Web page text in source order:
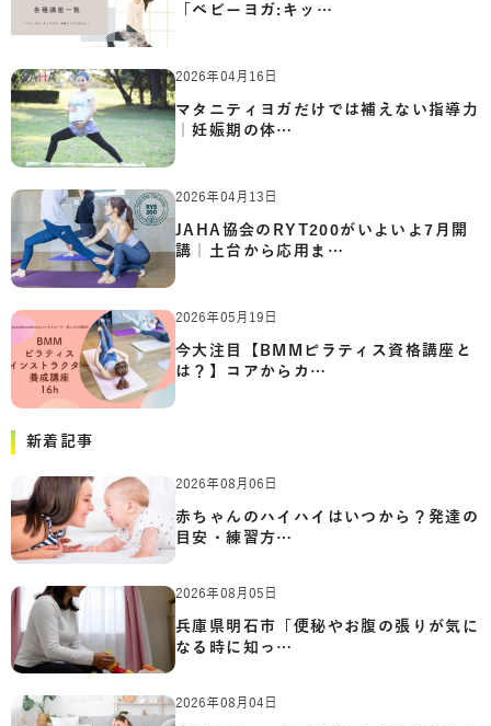
「ベビーヨガ:キッ…
2026年04月16日
マタニティヨガだけでは補えない指導力
｜妊娠期の体…
2026年04月13日
JAHA協会のRYT200がいよいよ7月開
講｜土台から応用ま…
2026年05月19日
今大注目【BMMピラティス資格講座と
は？】コアからカ…
新着記事
2026年08月06日
赤ちゃんのハイハイはいつから？発達の
目安・練習方…
2026年08月05日
兵庫県明石市「便秘やお腹の張りが気に
なる時に知っ…
2026年08月04日